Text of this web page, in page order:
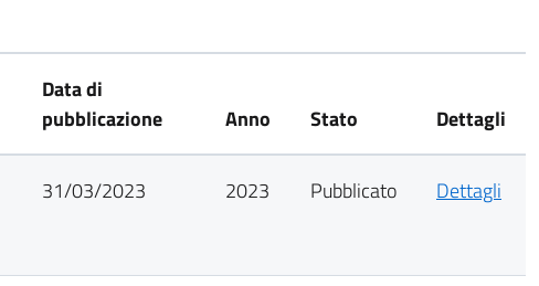
Data di
pubblicazione
Anno Stato Dettagli
31/03/2023 2023 Pubblicato Dettagli